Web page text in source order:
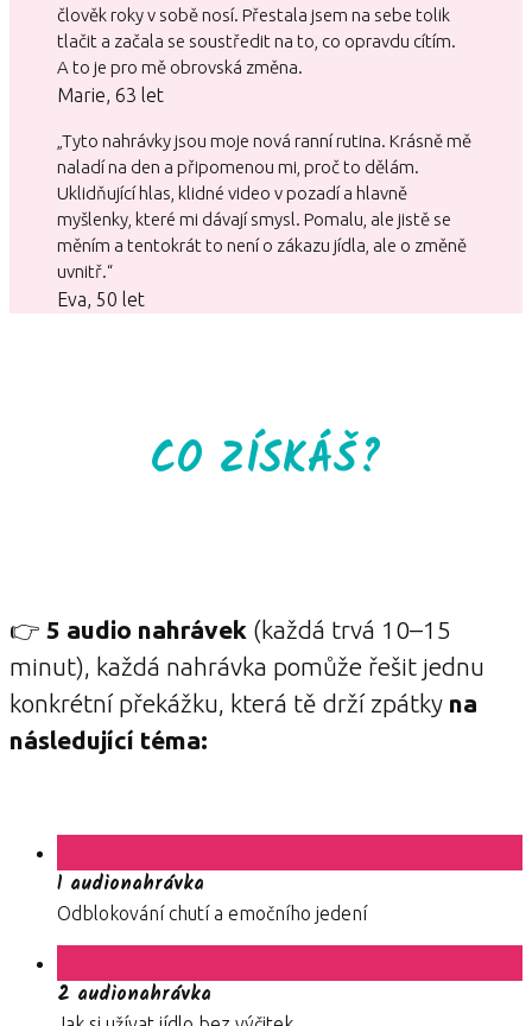
člověk roky v sobě nosí. Přestala jsem na sebe tolik
tlačit a začala se soustředit na to, co opravdu cítím.
A to je pro mě obrovská změna.
Marie, 63 let
„Tyto nahrávky jsou moje nová ranní rutina. Krásně mě
naladí na den a připomenou mi, proč to dělám.
Uklidňující hlas, klidné video v pozadí a hlavně
myšlenky, které mi dávají smysl. Pomalu, ale jistě se
měním a tentokrát to není o zákazu jídla, ale o změně
uvnitř.“
Eva, 50 let
CO ZÍSKÁŠ?
👉 5 audio nahrávek (každá trvá 10–15
minut), každá nahrávka pomůže řešit jednu
konkrétní překážku, která tě drží zpátky na
následující téma:
1 audionahrávka
Odblokování chutí a emočního jedení
2 audionahrávka